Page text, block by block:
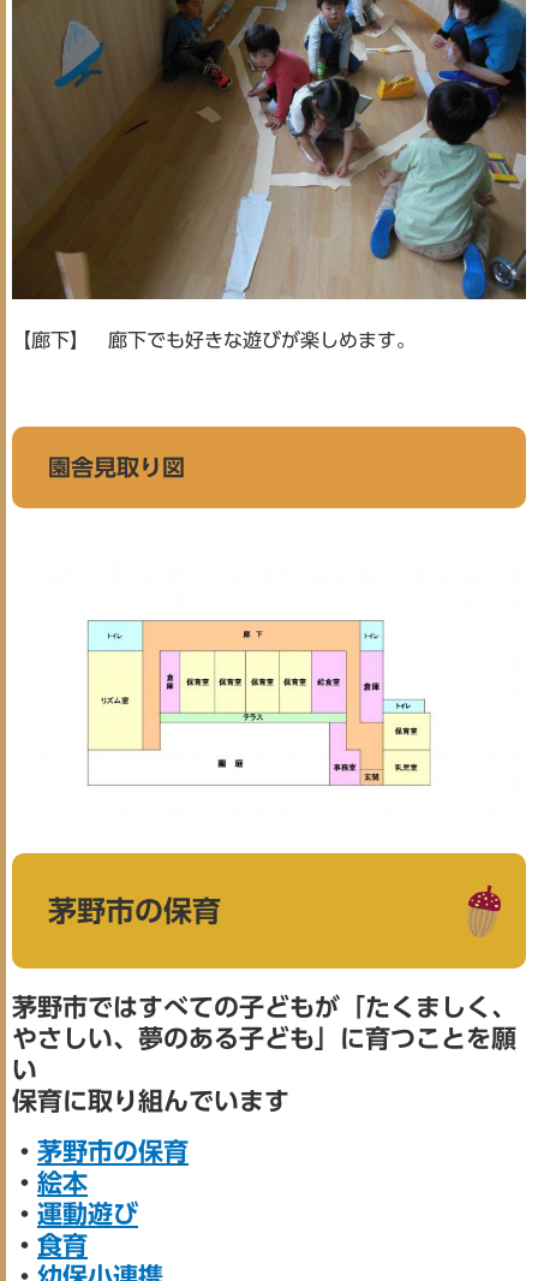
【廊下】 廊下でも好きな遊びが楽しめます。
園舎見取り図
茅野市の保育
茅野市ではすべての子どもが「たくましく、
やさしい、夢のある子ども」に育つことを願
い
保育に取り組んでいます
・ 茅野市の保育
・ 絵本
・ 運動遊び
・ 食育
・ 幼保小連携